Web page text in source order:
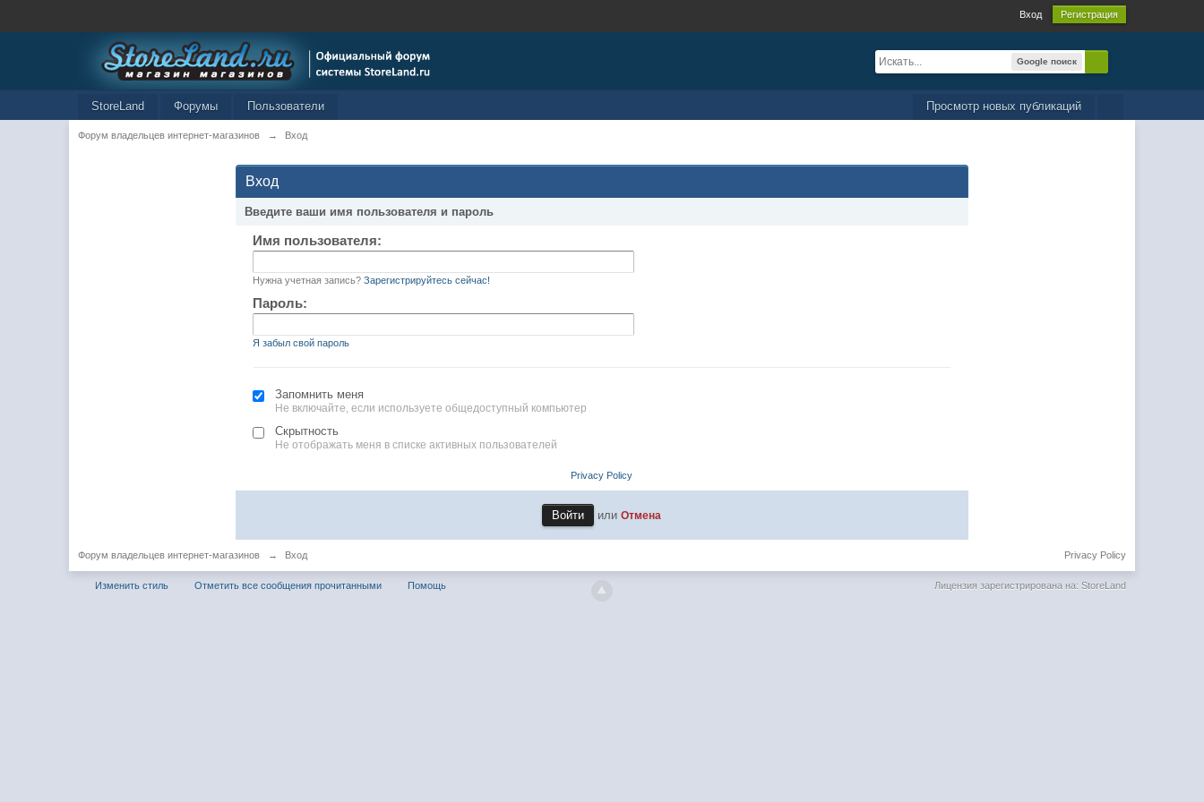
Вход Регистрация
Google поиск
Просмотр новых публикаций
StoreLand Форумы Пользователи
Форум владельцев интернет-магазинов → Вход
Вход
Введите ваши имя пользователя и пароль
Имя пользователя:
Нужна учетная запись? Зарегистрируйтесь сейчас!
Пароль:
Я забыл свой пароль
Запомнить меня
Не включайте, если используете общедоступный компьютер
Скрытность
Не отображать меня в списке активных пользователей
Privacy Policy
илиОтмена
Форум владельцев интернет-магазинов → Вход Privacy Policy
Изменить стиль Отметить все сообщения прочитанными Помощь Лицензия зарегистрирована на: StoreLand